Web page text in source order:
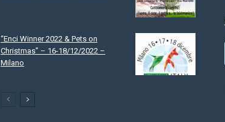
“Enci Winner 2022 & Pets on
Christmas” – 16-18/12/2022 –
Milano